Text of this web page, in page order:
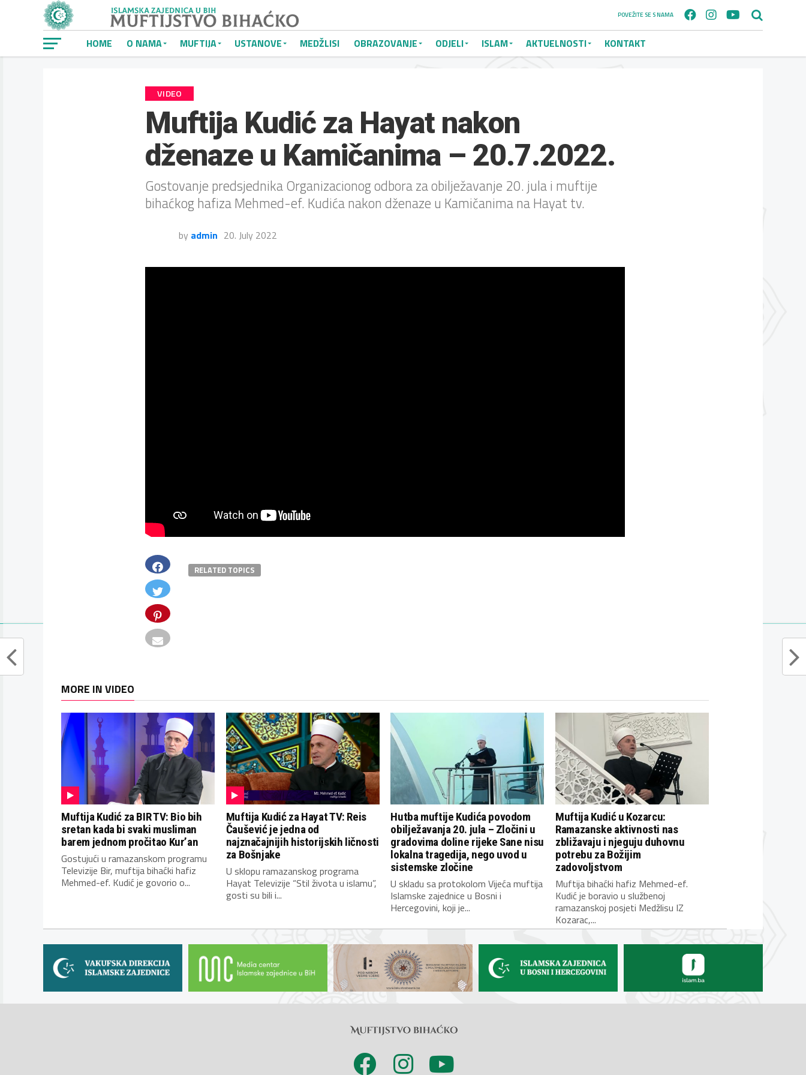
POVEŽITE SE S NAMA
HOME O NAMA MUFTIJA USTANOVE MEDŽLISI OBRAZOVANJE ODJELI ISLAM AKTUELNOSTI KONTAKT
VIDEO
Muftija Kudić za Hayat nakon
dženaze u Kamičanima – 20.7.2022.
Gostovanje predsjednika Organizacionog odbora za obilježavanje 20. jula i muftije
bihaćkog hafiza Mehmed-ef. Kudića nakon dženaze u Kamičanima na Hayat tv.
by admin 20. July 2022
RELATED TOPICS
MORE IN VIDEO
Muftija Kudić za BIR TV: Bio bih
sretan kada bi svaki musliman
barem jednom pročitao Kur’an
Gostujući u ramazanskom programu
Televizije Bir, muftija bihaćki hafiz
Mehmed-ef. Kudić je govorio o...
Muftija Kudić za Hayat TV: Reis
Čaušević je jedna od
najznačajnijih historijskih ličnosti
za Bošnjake
U sklopu ramazanskog programa
Hayat Televizije “Stil života u islamu”,
gosti su bili i...
Hutba muftije Kudića povodom
obilježavanja 20. jula – Zločini u
gradovima doline rijeke Sane nisu
lokalna tragedija, nego uvod u
sistemske zločine
U skladu sa protokolom Vijeća muftija
Islamske zajednice u Bosni i
Hercegovini, koji je...
Muftija Kudić u Kozarcu:
Ramazanske aktivnosti nas
zbližavaju i njeguju duhovnu
potrebu za Božijim
zadovoljstvom
Muftija bihaćki hafiz Mehmed-ef.
Kudić je boravio u službenoj
ramazanskoj posjeti Medžlisu IZ
Kozarac,...